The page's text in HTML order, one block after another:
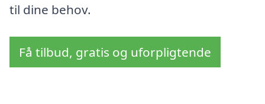
til dine behov.
Få tilbud, gratis og uforpligtende